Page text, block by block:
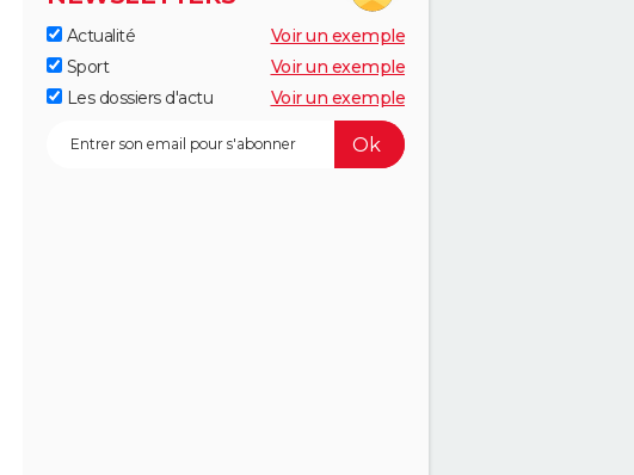
Actualité
Voir un exemple
Sport
Voir un exemple
Les dossiers d'actu
Voir un exemple